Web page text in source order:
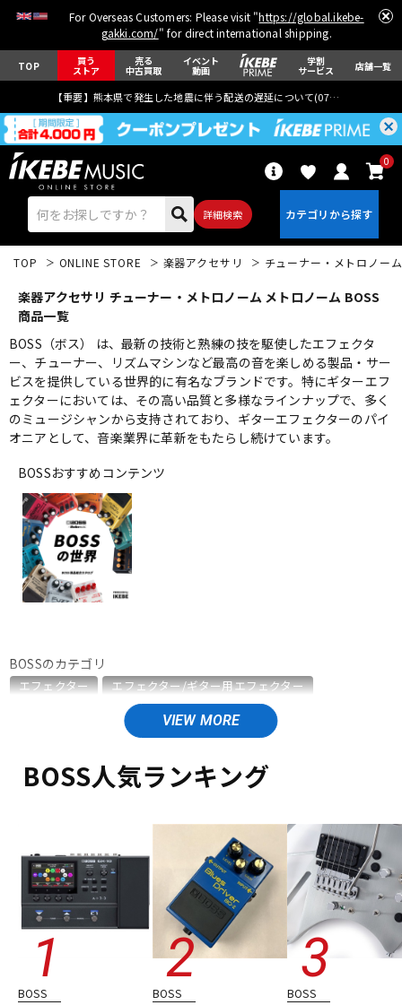
For Overseas Customers: Please visit "https://global.ikebe-
gakki.com/" for direct international shipping.
TOP 買う
ストア
売る
中古買取
イベント
動画
学割
サービス 店舗一覧
【重要】熊本県で発生した地震に伴う配送の遅延について(07月29日
詳細検索
0
エレキギター アコギ/エレアコ
ベース ウクレレ
ドラム
キーボード
アンプ エフェクター
配信/ライブ機器 楽器アクセサリ
ヴィンテージ
TOP ONLINE STORE 楽器アクセサリ チューナー・メトロノーム
楽器アクセサリ チューナー・メトロノーム メトロノーム BOSS
商品一覧
BOSS（ボス） は、最新の技術と熟練の技を駆使したエフェクタ
ー、チューナー、リズムマシンなど最高の音を楽しめる製品・サー
ビスを提供している世界的に有名なブランドです。特にギターエフ
ェクターにおいては、その高い品質と多様なラインナップで、多く
のミュージシャンから支持されており、ギターエフェクターのパイ
オニアとして、音楽業界に革新をもたらし続けています。
BOSSおすすめコンテンツ
BOSSのカテゴリ
エフェクター
エフェクター/ギター用エフェクター
エフェクター/ベース用エフェクター
エフェクター/エレアコ用エフェクター
エフェクター/ラインセレクター・フットスイッチ
エフェクター/ワイヤレスシステム
エフェクター/電源周辺機器
ギターアンプ・ベースアンプ
DTM
レコーディング
配信機器・ライブ機器
楽器アクセサリ
ユーズド
ヴィンテージ ALL
BOSS人気ランキング
BOSS BOSS BOSS